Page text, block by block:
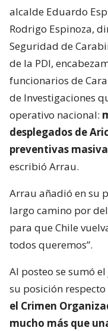
alcalde Eduardo
Rodrigo Espinoza,
Seguridad de
de la PDI,
funcionarios de
de Investigaciones
operativo nacional:
desplegados de
preventivas
escribió Arrau.
Arrau añadió en su
largo camino por
para que Chile
todos queremos”.
Al posteo se sumó
su posición respecto
el Crimen
mucho más que